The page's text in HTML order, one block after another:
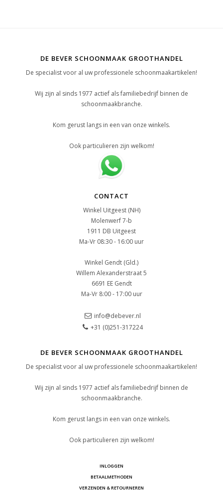
DE BEVER SCHOONMAAK GROOTHANDEL
De specialist voor al uw professionele schoonmaakartikelen!
Wij zijn al sinds 1977 actief als familiebedrijf binnen de
schoonmaakbranche.
Kom gerust langs in een van onze winkels.
Ook particulieren zijn welkom!
CONTACT
Winkel Uitgeest (NH)
Molenwerf 7-b
1911 DB Uitgeest
Ma-Vr 08:30 - 16:00 uur
Winkel Gendt (Gld.)
Willem Alexanderstraat 5
6691 EE Gendt
Ma-Vr 8:00 - 17:00 uur
info@debever.nl
+31 (0)251-317224
DE BEVER SCHOONMAAK GROOTHANDEL
De specialist voor al uw professionele schoonmaakartikelen!
Wij zijn al sinds 1977 actief als familiebedrijf binnen de
schoonmaakbranche.
Kom gerust langs in een van onze winkels.
Ook particulieren zijn welkom!
INLOGGEN
BETAALMETHODEN
VERZENDEN & RETOURNEREN